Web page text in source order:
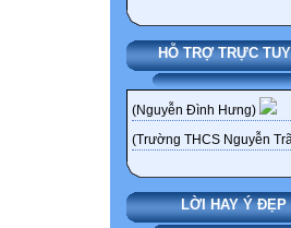
HỖ TRỢ TRỰC
(Nguyễn Đình Hưng)
(Trường THCS Nguyễn
LỜI HAY Ý ĐẸP